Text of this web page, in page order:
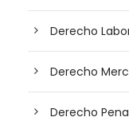
Derecho
Derecho
Derecho